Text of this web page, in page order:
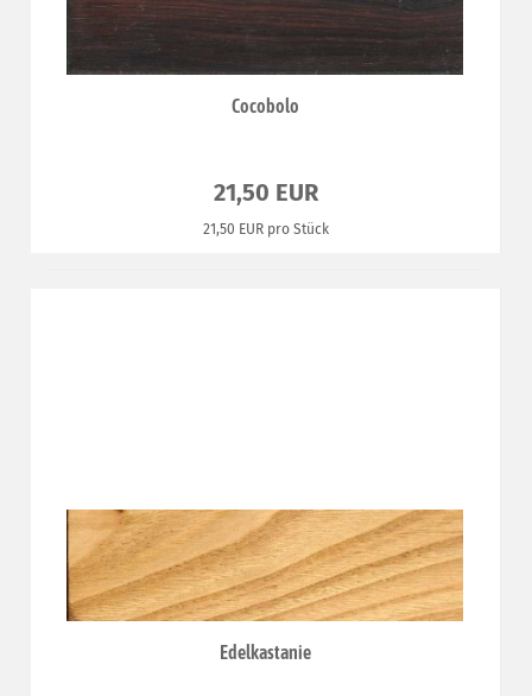
Cocobolo
21,50 EUR
21,50 EUR pro Stück
Edelkastanie